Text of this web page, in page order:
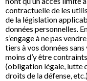
contractuelle de les
de la législation
données personnelles.
s’engage à ne pas
tiers à vos données
moins d’y être
(obligation légale, lutte
droits de la défense,